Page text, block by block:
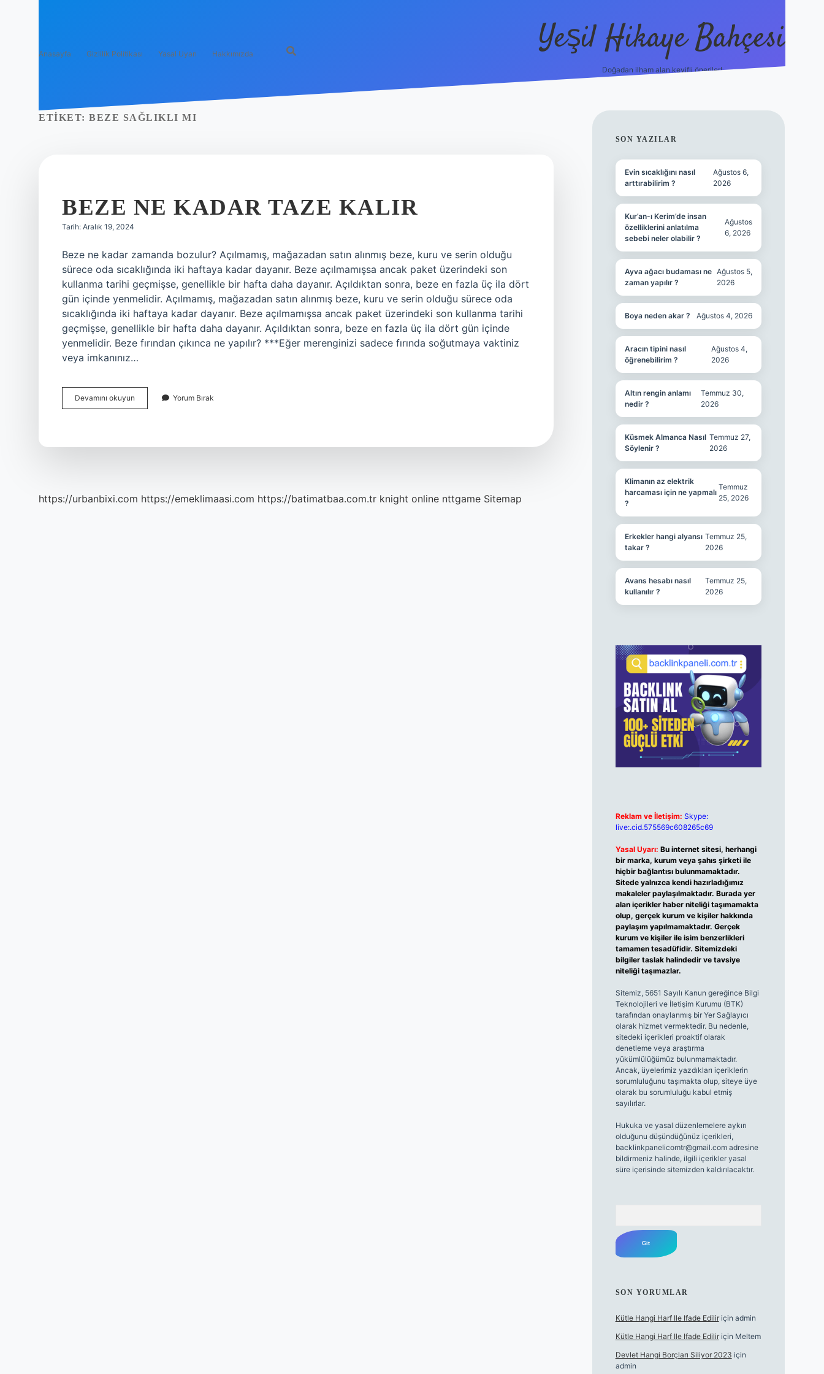
Anasayfa Gizlilik Politikası Yasal Uyarı Hakkımızda Yeşil Hikaye Bahçesi
Doğadan ilham alan keyifli öneriler!
ETIKET: BEZE SAĞLIKLI MI
BEZE NE KADAR TAZE KALIR
Tarih: Aralık 19, 2024
Beze ne kadar zamanda bozulur? Açılmamış, mağazadan satın alınmış beze, kuru ve serin olduğu
sürece oda sıcaklığında iki haftaya kadar dayanır. Beze açılmamışsa ancak paket üzerindeki son
kullanma tarihi geçmişse, genellikle bir hafta daha dayanır. Açıldıktan sonra, beze en fazla üç ila dört
gün içinde yenmelidir. Açılmamış, mağazadan satın alınmış beze, kuru ve serin olduğu sürece oda
sıcaklığında iki haftaya kadar dayanır. Beze açılmamışsa ancak paket üzerindeki son kullanma tarihi
geçmişse, genellikle bir hafta daha dayanır. Açıldıktan sonra, beze en fazla üç ila dört gün içinde
yenmelidir. Beze fırından çıkınca ne yapılır? ***Eğer merenginizi sadece fırında soğutmaya vaktiniz
veya imkanınız…
Devamını okuyun
Ne
Yorum Bırak
https://urbanbixi.com https://emeklimaasi.com https://batimatbaa.com.tr knight online nttgame Sitemap
SIDEBAR
SON YAZILAR
Evin sıcaklığını nasıl
arttırabilirim ?
Ağustos 6,
2026
Kur’an-ı Kerim’de insan
özelliklerini anlatılma
sebebi neler olabilir ?
Ağustos
6, 2026
Ayva ağacı budaması ne
zaman yapılır ?
Ağustos 5,
2026
Boya neden akar ? Ağustos 4, 2026
Aracın tipini nasıl
öğrenebilirim ?
Ağustos 4,
2026
Altın rengin anlamı
nedir ?
Temmuz 30,
2026
Küsmek Almanca Nasıl
Söylenir ?
Temmuz 27,
2026
Klimanın az elektrik
harcaması için ne yapmalı
?
Temmuz
25, 2026
Erkekler hangi alyansı
takar ?
Temmuz 25,
2026
Avans hesabı nasıl
kullanılır ?
Temmuz 25,
2026
Reklam ve İletişim: Skype:
live:.cid.575569c608265c69
Yasal Uyarı: Bu internet sitesi, herhangi
bir marka, kurum veya şahıs şirketi ile
hiçbir bağlantısı bulunmamaktadır.
Sitede yalnızca kendi hazırladığımız
makaleler paylaşılmaktadır. Burada yer
alan içerikler haber niteliği taşımamakta
olup, gerçek kurum ve kişiler hakkında
paylaşım yapılmamaktadır. Gerçek
kurum ve kişiler ile isim benzerlikleri
tamamen tesadüfidir. Sitemizdeki
bilgiler taslak halindedir ve tavsiye
niteliği taşımazlar.
Sitemiz, 5651 Sayılı Kanun gereğince Bilgi
Teknolojileri ve İletişim Kurumu (BTK)
tarafından onaylanmış bir Yer Sağlayıcı
olarak hizmet vermektedir. Bu nedenle,
sitedeki içerikleri proaktif olarak
denetleme veya araştırma
yükümlülüğümüz bulunmamaktadır.
Ancak, üyelerimiz yazdıkları içeriklerin
sorumluluğunu taşımakta olup, siteye üye
olarak bu sorumluluğu kabul etmiş
sayılırlar.
Hukuka ve yasal düzenlemelere aykırı
olduğunu düşündüğünüz içerikleri,
backlinkpanelicomtr@gmail.comadresine
bildirmeniz halinde, ilgili içerikler yasal
süre içerisinde sitemizden kaldırılacaktır.
SON YORUMLAR
Kütle Hangi Harf Ile Ifade Ediliriçin admin
Kütle Hangi Harf Ile Ifade Ediliriçin Meltem
Devlet Hangi Borçları Siliyor 2023 için
admin
https://betci.co/